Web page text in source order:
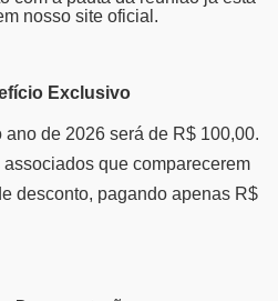
nosso site oficial.
Exclusivo
de 2026 será de R$ 100,00.
que comparecerem
desconto, pagando apenas R$